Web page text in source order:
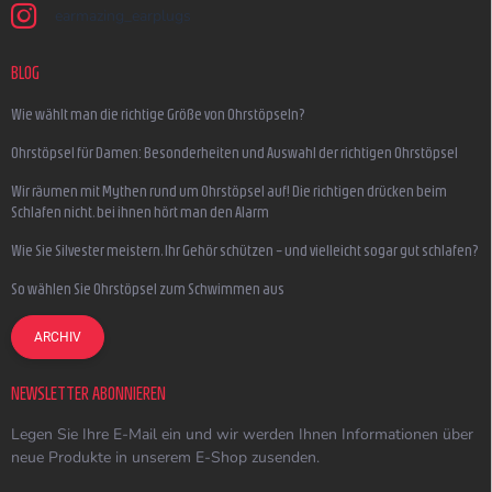
earmazing_earplugs
BLOG
Wie wählt man die richtige Größe von Ohrstöpseln?
Ohrstöpsel für Damen: Besonderheiten und Auswahl der richtigen Ohrstöpsel
Wir räumen mit Mythen rund um Ohrstöpsel auf! Die richtigen drücken beim
Schlafen nicht, bei ihnen hört man den Alarm
Wie Sie Silvester meistern, Ihr Gehör schützen – und vielleicht sogar gut schlafen?
So wählen Sie Ohrstöpsel zum Schwimmen aus
ARCHIV
NEWSLETTER ABONNIEREN
Legen Sie Ihre E-Mail ein und wir werden Ihnen Informationen über
neue Produkte in unserem E-Shop zusenden.